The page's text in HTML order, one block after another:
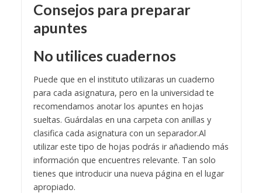
Consejos para preparar
apuntes
No utilices cuadernos
Puede que en el instituto utilizaras un cuaderno
para cada asignatura, pero en la universidad te
recomendamos anotar los apuntes en hojas
sueltas. Guárdalas en una carpeta con anillas y
clasifica cada asignatura con un separador.Al
utilizar este tipo de hojas podrás ir añadiendo más
información que encuentres relevante. Tan solo
tienes que introducir una nueva página en el lugar
apropiado.